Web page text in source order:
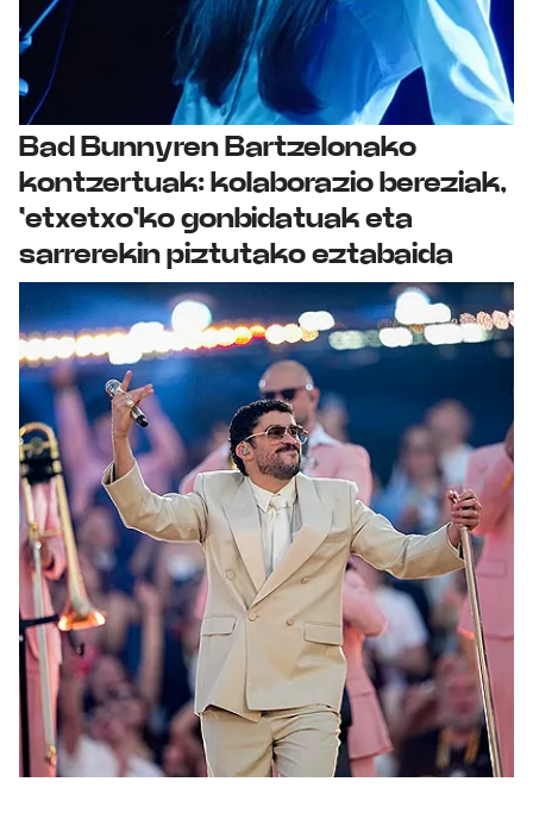
Bad Bunnyren Bartzelonako
kontzertuak: kolaborazio bereziak,
'etxetxo'ko gonbidatuak eta
sarrerekin piztutako eztabaida